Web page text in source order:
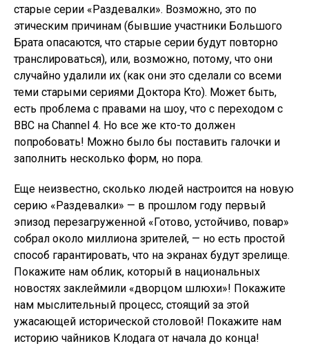
старые серии «Раздевалки». Возможно, это по
этическим причинам (бывшие участники Большого
Брата опасаются, что старые серии будут повторно
транслироваться), или, возможно, потому, что они
случайно удалили их (как они это сделали со всеми
теми старыми сериями Доктора Кто). Может быть,
есть проблема с правами на шоу, что с переходом с
BBC на Channel 4. Но все же кто-то должен
попробовать! Можно было бы поставить галочки и
заполнить несколько форм, но пора.
Еще неизвестно, сколько людей настроится на новую
серию «Раздевалки» — в прошлом году первый
эпизод перезагруженной «Готово, устойчиво, повар»
собрал около миллиона зрителей, — но есть простой
способ гарантировать, что на экранах будут зрелище.
Покажите нам облик, который в национальных
новостях заклеймили «дворцом шлюхи»! Покажите
нам мыслительный процесс, стоящий за этой
ужасающей исторической столовой! Покажите нам
историю чайников Клодага от начала до конца!